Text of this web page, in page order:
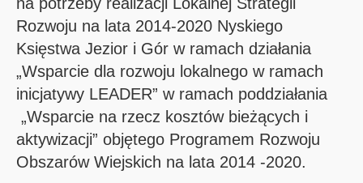
Rozwoju na lata 2014-2020 Nyskiego
Księstwa Jezior i Gór w ramach działania
„Wsparcie dla rozwoju lokalnego w ramach
inicjatywy LEADER” w ramach poddziałania
„Wsparcie na rzecz kosztów bieżących i
aktywizacji” objętego Programem Rozwoju
Obszarów Wiejskich na lata 2014 -2020.